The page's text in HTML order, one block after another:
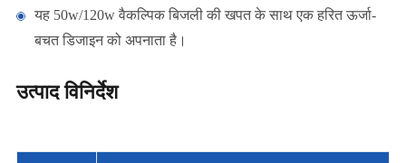
यह 50w/120w वैकल्पिक बिजली की खपत के साथ एक हरित ऊर्जा-
बचत डिजाइन को अपनाता है।
उत्पाद विनिर्देश